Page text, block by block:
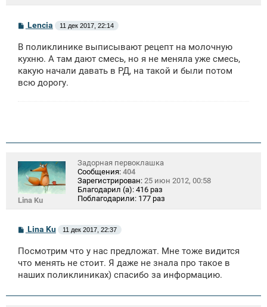
С
б
щ
е
н
и
Lencia 11 дек 2017, 22:14
В поликлинике выписывают рецепт на молочную
кухню. А там дают смесь, но я не меняла уже смесь,
какую начали давать в РД, на такой и были потом
всю дорогу.
Lina Ku
Задорная первоклашка
Сообщения: 404
Зарегистрирован: 25 июн 2012, 00:58
Благодарил (а): 416 раз
Поблагодарили: 177 раз
С
б
щ
н
е
Lina Ku 11 дек 2017, 22:37
Посмотрим что у нас предложат. Мне тоже видится
что менять не стоит. Я даже не знала про такое в
наших поликлиниках) спасибо за информацию.